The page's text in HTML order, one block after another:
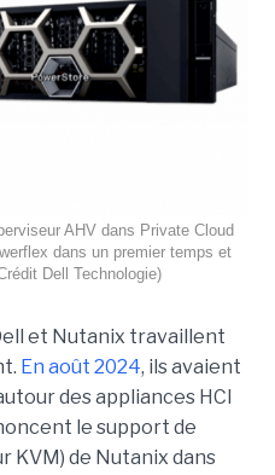
AHV dans Private Cloud
dans un premier temps et
Dell Technologie)
et Nutanix travaillent
En août 2024, ils avaient
des appliances HCI
le support de
KVM) de Nutanix dans